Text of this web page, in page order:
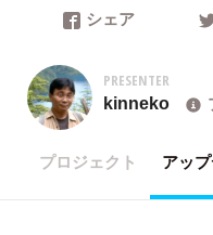
シェア
PRESENTER
kinneko
プロジェクト アッ